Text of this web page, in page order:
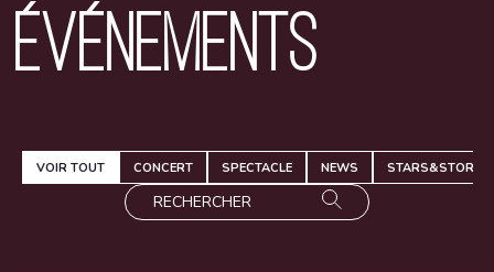
Événements
VOIR TOUT CONCERT SPECTACLE NEWS STARS&STORIES